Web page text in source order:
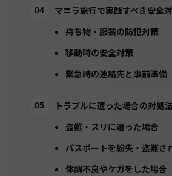
マニラ旅行で実践すべき安全
持ち物・服装の防犯対策
移動時の安全対策
緊急時の連絡先と事前準備
トラブルに遭った場合の対処
盗難・スリに遭った場合
パスポートを紛失・盗難さ
体調不良やケガをした場合